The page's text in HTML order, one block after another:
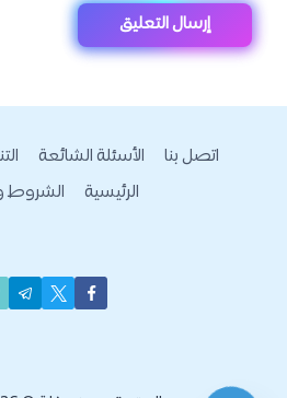
اتصل بنا الأسئلة الشائعة
الرئيسية
الشروط